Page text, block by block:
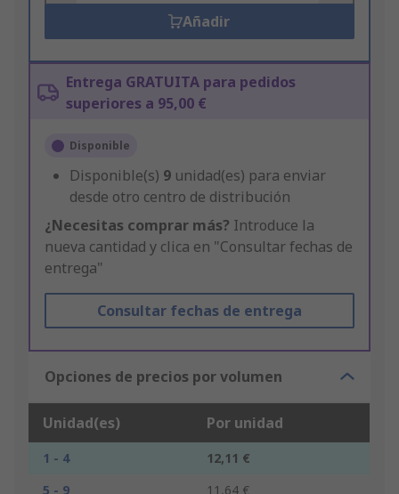
Añadir
Entrega GRATUITA para pedidos
superiores a 95,00 €
Disponible
Disponible(s) 9 unidad(es) para enviar
desde otro centro de distribución
¿Necesitas comprar más? Introduce la
nueva cantidad y clica en "Consultar fechas de
entrega"
Consultar fechas de entrega
Opciones de precios por volumen
Unidad(es) Por unidad
1 - 4
12,11 €
5 - 9
11,64 €